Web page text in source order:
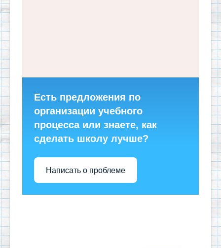
Есть предложения по
организации учебного
процесса или знаете, как
сделать школу лучше?
Написать о проблеме